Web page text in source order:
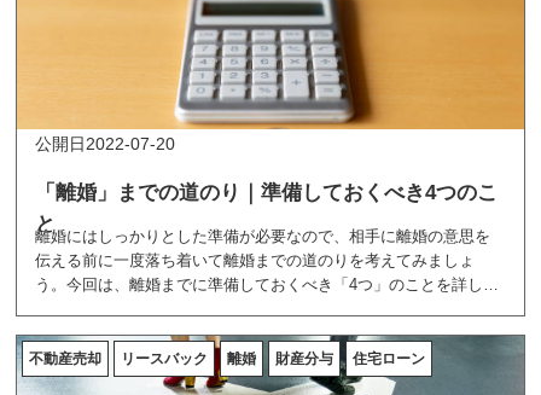
「離婚」までの道のり｜準備しておくべき4つのこ
と
2022-07-20
離婚にはしっかりとした準備が必要なので、相手に離婚の意思を
伝える前に一度落ち着いて離婚までの道のりを考えてみましょ
う。今回は、離婚までに準備しておくべき「4つ」のことを詳しく
不動産売却 リースバック 離婚 財産分与 住宅ローン